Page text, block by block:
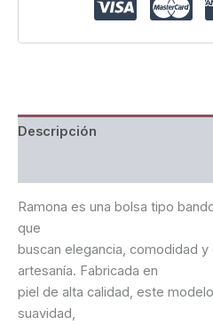
Descripción
Ramona es una bolsa tipo
que
buscan elegancia, comodidad
artesanía. Fabricada en
piel de alta calidad, este
suavidad,